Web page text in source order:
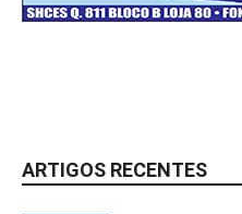
ARTIGOS RECENTES